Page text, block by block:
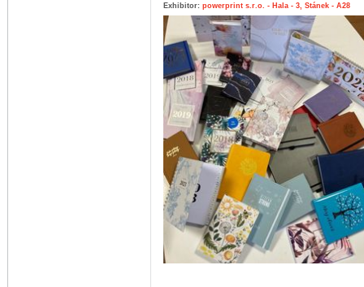
Exhibitor: powerprint s.r.o. - Hala - 3, Stánek - A28